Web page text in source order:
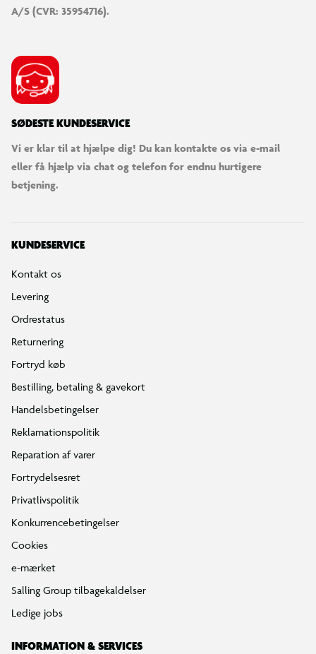
A/S (CVR: 35954716).
SØDESTE KUNDESERVICE
Vi er klar til at hjælpe dig! Du kan kontakte os via e-mail
eller få hjælp via chat og telefon for endnu hurtigere
betjening.
KUNDESERVICE
Kontakt os
Levering
Ordrestatus
Returnering
Fortryd køb
Bestilling, betaling & gavekort
Handelsbetingelser
Reklamationspolitik
Reparation af varer
Fortrydelsesret
Privatlivspolitik
Konkurrencebetingelser
Cookies
e-mærket
Salling Group tilbagekaldelser
Ledige jobs
INFORMATION & SERVICES